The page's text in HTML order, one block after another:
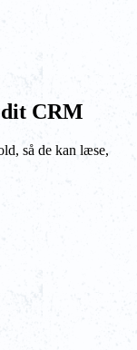
CRM
så de kan læse,